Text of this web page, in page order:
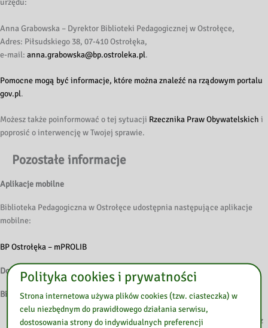
urzędu:
Anna Grabowska – Dyrektor Biblioteki Pedagogicznej w Ostrołęce,
Adres: Piłsudskiego 38, 07-410 Ostrołęka,
e-mail: anna.grabowska@bp.ostroleka.pl.
Pomocne mogą być informacje, które można znaleźć na rządowym portalu
gov.pl.
Możesz także poinformować o tej sytuacji Rzecznika Praw Obywatelskich i
poprosić o interwencję w Twojej sprawie.
Pozostałe informacje
Aplikacje mobilne
Biblioteka Pedagogiczna w Ostrołęce udostępnia następujące aplikacje
mobilne:
BP Ostrołęka – mPROLIB
Dostępność architektoniczna
Biblioteka Pedagogiczna, ul. Piłsudskiego 38, 07-410 Ostrołęka
Do budynku prowadzą trzy wejścia. Dwa od ulicy Piłsudskiego, oraz
Polityka cookies i prywatności
Strona internetowa używa plików cookies (tzw. ciasteczka) w
celu niezbędnym do prawidłowego działania serwisu,
dostosowania strony do indywidualnych preferencji